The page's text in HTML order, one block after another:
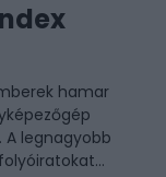
hamar
A legnagyobb